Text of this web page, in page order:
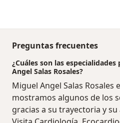
Preguntas frecuentes
¿Cuáles son las
Angel Salas Rosales?
Miguel Angel Salas Rosales
mostramos algunos de los
gracias a su trayectoria y